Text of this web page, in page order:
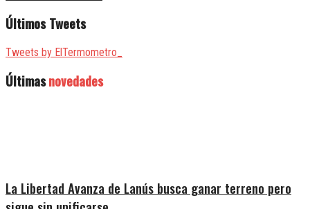
Últimos Tweets
Tweets by ElTermometro_
Últimasnovedades
La Libertad Avanza de Lanús busca ganar terreno pero